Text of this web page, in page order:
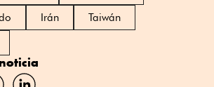
Irán
Taiwán